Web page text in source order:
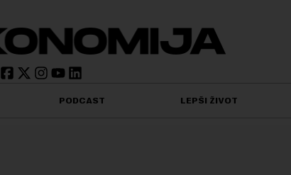
PODCAST LEPŠI ŽIVOT